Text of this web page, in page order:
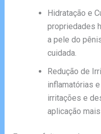
Hidratação e
propriedades
a pele do
cuidada.
Redução de
inflamatórias
irritações e
aplicação